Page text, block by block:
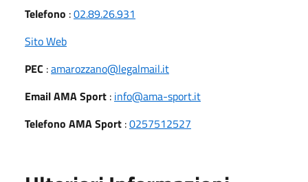
Telefono :02.89.26.931
Sito Web
PEC :amarozzano@legalmail.it
Email AMA Sport : info@ama-sport.it
Telefono AMA Sport :0257512527